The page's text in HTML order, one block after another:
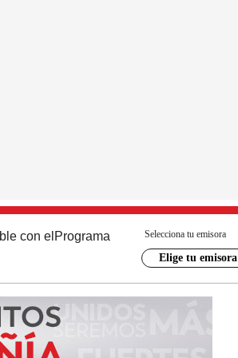
con el Programa Selecciona tu emisora
Elige tu emisora